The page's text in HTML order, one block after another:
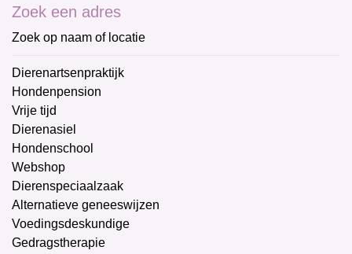
Zoek een adres
Zoek op naam of locatie
Dierenartsenpraktijk
Hondenpension
Vrije tijd
Dierenasiel
Hondenschool
Webshop
Dierenspeciaalzaak
Alternatieve geneeswijzen
Voedingsdeskundige
Gedragstherapie